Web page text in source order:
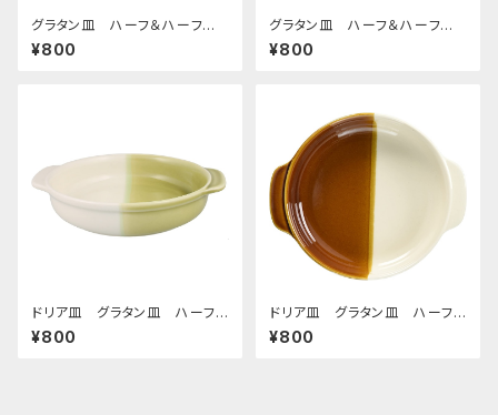
グラタン皿 ハーフ＆ハーフ
グリーン
¥800
グラタン皿 ハーフ＆ハーフ
ブラウン
¥800
ドリア皿 グラタン皿 ハーフ＆
ハーフ グリーン
¥800
ドリア皿 グラタン皿 ハーフ＆
ハーフ ブラウン
¥800